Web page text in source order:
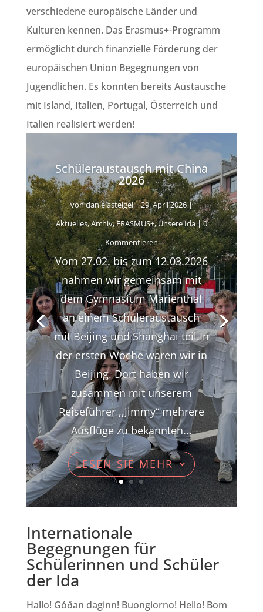
verschiedene europäische Länder und
Kulturen kennen. Das Erasmus+-Programm
ermöglicht durch finanzielle Förderung der
europäischen Union Begegnungen von
Jugendlichen. Es konnten bereits Austausche
mit Island, Italien, Portugal, Österreich und
Italien realisiert werden!
Schüleraustausch mit China
2026
vondanielasteigel|29. April 2026|
Aktuelles,Archiv,ERASMUS+,Unsere Ida| 0
Kommentieren
Vom 27.02. bis zum 12.03.2026
nahmen wir gemeinsam mit
dem Gymnasium Marienthal
an einem Schüleraustausch
mit Beijing und Shanghai teil.In
der ersten Woche waren wir in
Beijing. Dort haben wir
zusammen mit unserem
Reiseführer ,,Jimmy“ mehrere
Ausflüge zu bekannten...
LESEN SIE MEHR
Internationale
Begegnungen für
Schülerinnen und Schüler
der Ida
Hallo! Góðan daginn! Buongiorno! Hello! Bom